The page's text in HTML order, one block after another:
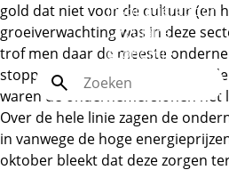
Inspiratierapport
Circulaire
economie
Zoek
gold dat niet voor de cultuur (en
groeiverwachting was in deze
trof men daar de meeste
stoppen. En niet verrassend: in
waren de ondernemerslonen het
Over de hele linie zagen de
in vanwege de hoge
oktober bleekt dat deze zorgen